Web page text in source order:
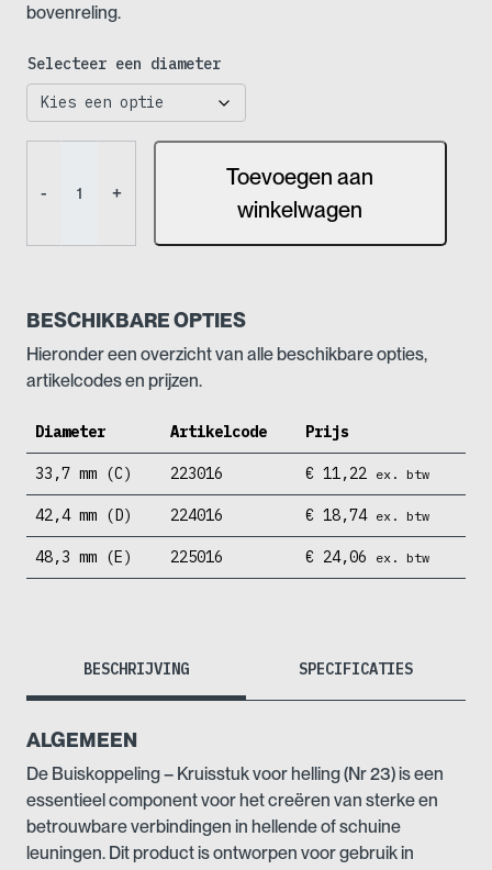
bovenreling.
Selecteer een diameter
-
Kruisstuk
23)
+
Toevoegen aan
winkelwagen
BESCHIKBARE OPTIES
Hieronder een overzicht van alle beschikbare opties,
artikelcodes en prijzen.
Diameter Artikelcode Prijs
33,7 mm (C) 223016 € 11,22 ex. btw
42,4 mm (D) 224016 € 18,74 ex. btw
48,3 mm (E) 225016 € 24,06 ex. btw
BESCHRIJVING SPECIFICATIES
ALGEMEEN
De Buiskoppeling – Kruisstuk voor helling (Nr 23) is een
essentieel component voor het creëren van sterke en
betrouwbare verbindingen in hellende of schuine
leuningen. Dit product is ontworpen voor gebruik in